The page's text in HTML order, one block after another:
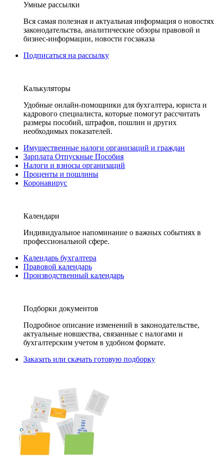
Умные рассылки
Вся самая полезная и актуальная информация о новостях
законодательства, аналитические обзоры правовой и
бизнес-информации, новости госзаказа
Подписаться на рассылку
Калькуляторы
Удобные онлайн-помощники для бухгалтера, юриста и
кадрового специалиста, которые помогут рассчитать
размеры пособий, штрафов, пошлин и других
необходимых показателей.
Имущественные налоги организаций и граждан
Зарплата Отпускные Пособия
Налоги и взносы организаций
Проценты и пошлины
Коронавирус
Календари
Индивидуальное напоминание о важных событиях в
профессиональной сфере.
Календарь бухгалтера
Правовой календарь
Производственный календарь
Подборки документов
Подробное описание изменений в законодательстве,
актуальные новшества, связанные с налогами и
бухгалтерским учетом в удобном формате.
Заказать или скачать готовую подборку